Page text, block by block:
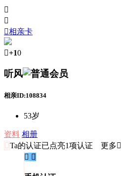


相亲卡
+10
听风
相亲ID:108834
53岁
资料 相册
 Ta的认证已点亮1项认证 更多
 